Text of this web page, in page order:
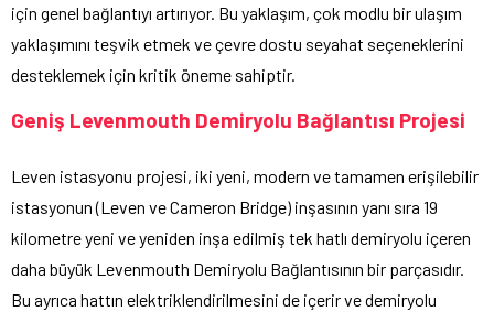
için genel bağlantıyı artırıyor. Bu yaklaşım, çok modlu bir ulaşım
yaklaşımını teşvik etmek ve çevre dostu seyahat seçeneklerini
desteklemek için kritik öneme sahiptir.
Geniş Levenmouth Demiryolu Bağlantısı Projesi
Leven istasyonu projesi, iki yeni, modern ve tamamen erişilebilir
istasyonun (Leven ve Cameron Bridge) inşasının yanı sıra 19
kilometre yeni ve yeniden inşa edilmiş tek hatlı demiryolu içeren
daha büyük Levenmouth Demiryolu Bağlantısının bir parçasıdır.
Bu ayrıca hattın elektriklendirilmesini de içerir ve demiryolu